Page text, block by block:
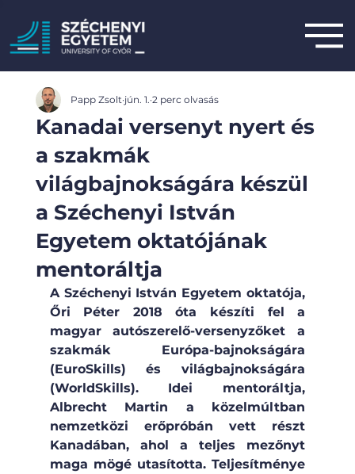
Kanadai versenyt nyert és
a szakmák
világbajnokságára készül
a Széchenyi István
Egyetem oktatójának
mentoráltja
Papp Zsolt jún. 1. 2 perc olvasás
A Széchenyi István Egyetem oktatója,
Őri Péter 2018 óta készíti fel a
magyar autószerelő-versenyzőket a
szakmák Európa-bajnokságára
(EuroSkills) és világbajnokságára
(WorldSkills). Idei mentoráltja,
Albrecht Martin a közelmúltban
nemzetközi erőpróbán vett részt
Kanadában, ahol a teljes mezőnyt
maga mögé utasította. Teljesítménye